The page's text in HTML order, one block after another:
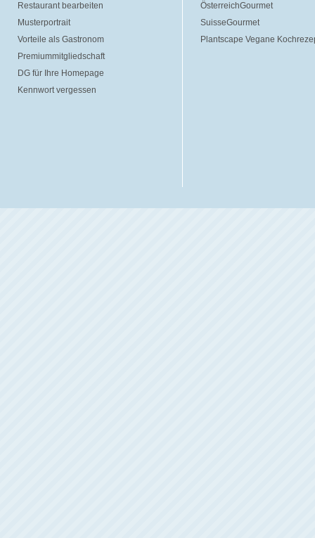
Restaurant bearbeiten
Musterportrait
Vorteile als Gastronom
Premiummitgliedschaft
DG für Ihre Homepage
Kennwort vergessen
ÖsterreichGourmet
SuisseGourmet
Plantscape Vegane